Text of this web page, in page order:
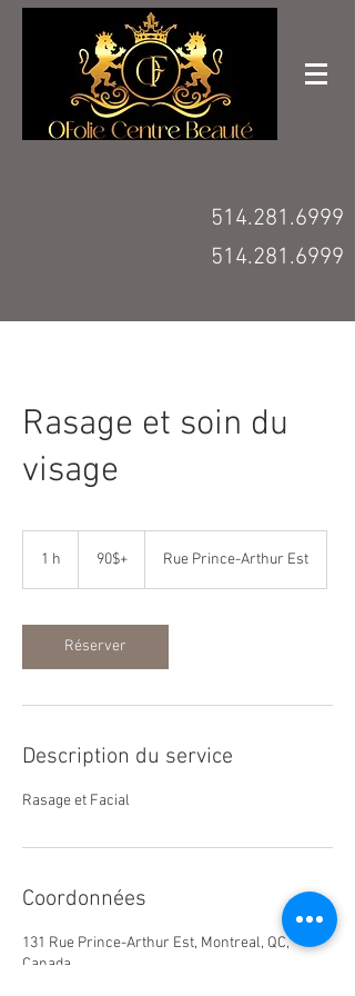
514.281.6999
514.281.6999
Rasage et soin du
visage
1 h 90$+ Rue Prince-Arthur Est
Réserver
Description du service
Rasage et Facial
Coordonnées
131 Rue Prince-Arthur Est, Montreal, QC,
Canada